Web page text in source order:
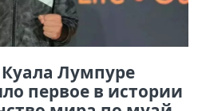
Лумпуре
первое в истории